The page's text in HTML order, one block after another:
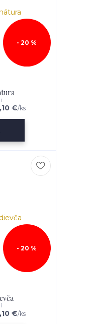
- 20 %
€/ks
- 20 %
€/ks